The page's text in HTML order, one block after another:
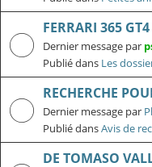
FERRARI 365
Dernier message par
Publié dans Les
RECHERCHE
Dernier message par
Publié dansAvis de
DE TOMASO